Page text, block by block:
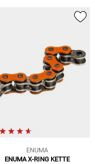
ENUMA
ENUMA X-RING KETTE